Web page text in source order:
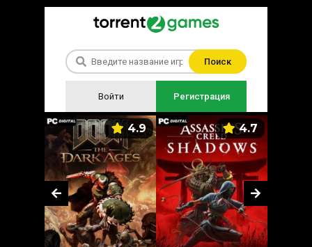
Поиск
Войти Регистрация
4.9 4.7